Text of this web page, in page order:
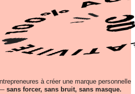
à créer une marque personnelle
sans forcer, sans bruit, sans masque.